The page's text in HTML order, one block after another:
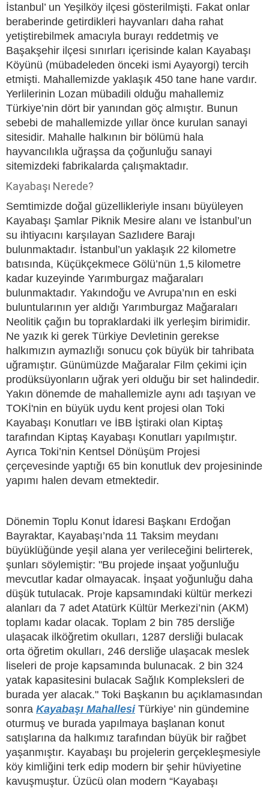
İstanbul’ un Yeşilköy ilçesi gösterilmişti. Fakat onlar
beraberinde getirdikleri hayvanları daha rahat
yetiştirebilmek amacıyla burayı reddetmiş ve
Başakşehir ilçesi sınırları içerisinde kalan Kayabaşı
Köyünü (mübadeleden önceki ismi Ayayorgi) tercih
etmişti. Mahallemizde yaklaşık 450 tane hane vardır.
Yerlilerinin Lozan mübadili olduğu mahallemiz
Türkiye’nin dört bir yanından göç almıştır. Bunun
sebebi de mahallemizde yıllar önce kurulan sanayi
sitesidir. Mahalle halkının bir bölümü hala
hayvancılıkla uğraşsa da çoğunluğu sanayi
sitemizdeki fabrikalarda çalışmaktadır.
Kayabaşı Nerede?
Semtimizde doğal güzellikleriyle insanı büyüleyen
Kayabaşı Şamlar Piknik Mesire alanı ve İstanbul’un
su ihtiyacını karşılayan Sazlıdere Barajı
bulunmaktadır. İstanbul’un yaklaşık 22 kilometre
batısında, Küçükçekmece Gölü’nün 1,5 kilometre
kadar kuzeyinde Yarımburgaz mağaraları
bulunmaktadır. Yakındoğu ve Avrupa’nın en eski
buluntularının yer aldığı Yarımburgaz Mağaraları
Neolitik çağın bu topraklardaki ilk yerleşim birimidir.
Ne yazık ki gerek Türkiye Devletinin gerekse
halkımızın aymazlığı sonucu çok büyük bir tahribata
uğramıştır. Günümüzde Mağaralar Film çekimi için
prodüksüyonların uğrak yeri olduğu bir set halindedir.
Yakın dönemde de mahallemizle aynı adı taşıyan ve
TOKİ'nin en büyük uydu kent projesi olan Toki
Kayabaşı Konutları ve İBB İştiraki olan Kiptaş
tarafından Kiptaş Kayabaşı Konutları yapılmıştır.
Ayrıca Toki’nin Kentsel Dönüşüm Projesi
çerçevesinde yaptığı 65 bin konutluk dev projesininde
yapımı halen devam etmektedir.
Dönemin Toplu Konut İdaresi Başkanı Erdoğan
Bayraktar, Kayabaşı’nda 11 Taksim meydanı
büyüklüğünde yeşil alana yer verileceğini belirterek,
şunları söylemiştir: "Bu projede inşaat yoğunluğu
mevcutlar kadar olmayacak. İnşaat yoğunluğu daha
düşük tutulacak. Proje kapsamındaki kültür merkezi
alanları da 7 adet Atatürk Kültür Merkezi’nin (AKM)
toplamı kadar olacak. Toplam 2 bin 785 dersliğe
ulaşacak ilköğretim okulları, 1287 dersliği bulacak
orta öğretim okulları, 246 dersliğe ulaşacak meslek
liseleri de proje kapsamında bulunacak. 2 bin 324
yatak kapasitesini bulacak Sağlık Kompleksleri de
burada yer alacak." Toki Başkanın bu açıklamasından
sonra Kayabaşı MahallesiTürkiye’ nin gündemine
oturmuş ve burada yapılmaya başlanan konut
satışlarına da halkımız tarafından büyük bir rağbet
yaşanmıştır. Kayabaşı bu projelerin gerçekleşmesiyle
köy kimliğini terk edip modern bir şehir hüviyetine
kavuşmuştur. Üzücü olan modern “Kayabaşı